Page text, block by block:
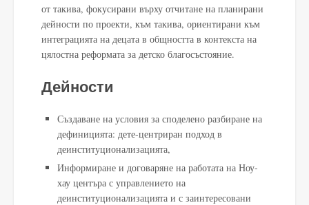
от такива, фокусирани върху отчитане на планирани
дейности по проекти, към такива, ориентирани към
интеграцията на децата в общността в контекста на
цялостна реформата за детско благосъстояние.
Дейности
Създаване на условия за споделено разбиране на
дефиницията: дете-центриран подход в
деинституционализацията,
Информиране и договаряне на работата на Ноу-
хау центъра с управлението на
деинституционализацията и с заинтересовани